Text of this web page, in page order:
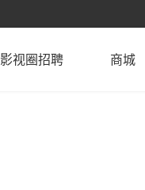
影视圈招聘 商城